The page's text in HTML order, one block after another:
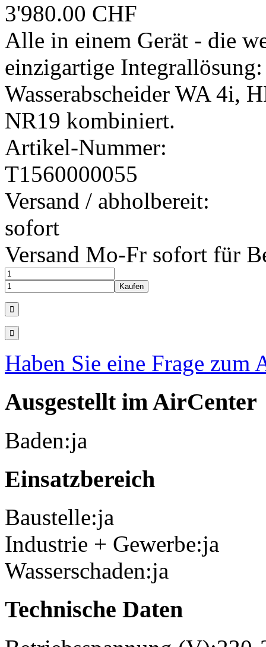
3'980.00 CHF
Alle in einem Gerät - die
einzigartige
Wasserabscheider WA 4i,
NR19 kombiniert.
Artikel-Nummer:
T1560000055
Versand / abholbereit:
sofort
Versand Mo-Fr sofort für
Haben Sie eine Frage zum
Ausgestellt im AirCenter
Baden:ja
Einsatzbereich
Baustelle:ja
Industrie + Gewerbe:ja
Wasserschaden:ja
Technische Daten